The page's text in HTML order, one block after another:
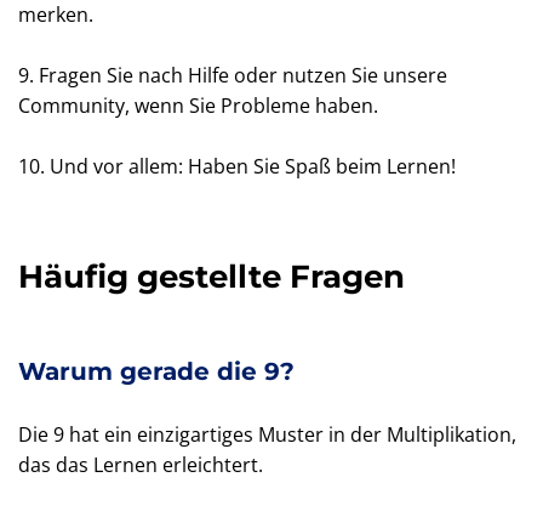
merken.
9. Fragen Sie nach Hilfe oder nutzen Sie unsere
Community, wenn Sie Probleme haben.
10. Und vor allem: Haben Sie Spaß beim Lernen!
Häufig gestellte Fragen
Warum gerade die 9?
Die 9 hat ein einzigartiges Muster in der Multiplikation,
das das Lernen erleichtert.